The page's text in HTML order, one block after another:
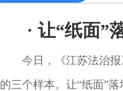
· 让“纸面”
今日，《江苏法治
的三个样本。让“纸面”